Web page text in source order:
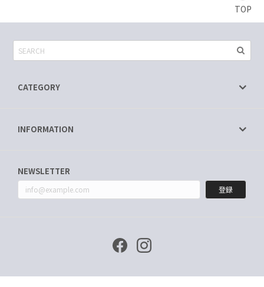
TOP
CATEGORY
INFORMATION
NEWSLETTER
登録